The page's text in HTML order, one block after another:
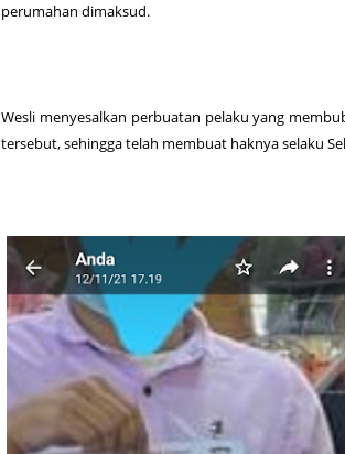
perumahan dimaksud.
Wesli menyesalkan perbuatan pelaku yang
tersebut, sehingga telah membuat haknya selaku